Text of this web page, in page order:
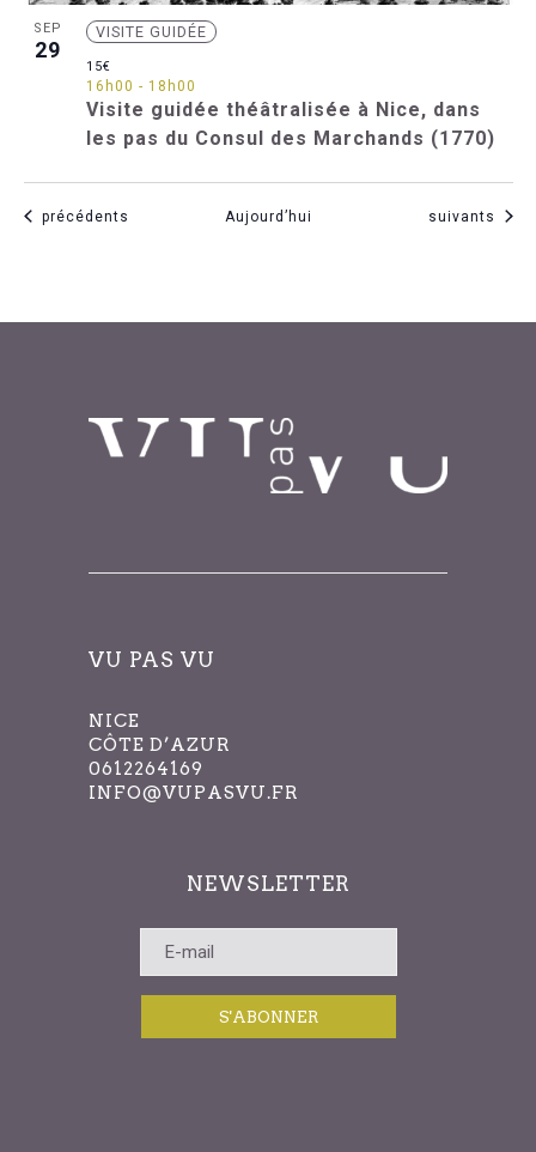
SEP
29
Visite guidée théâtralisée à Nice, dans
les pas du Consul des Marchands (1770)
VISITE GUIDÉE
16h00 - 18h00
15€
Évènements
précédents Aujourd’hui Évènements
suivants
VU PAS VU
NICE
CÔTE D’AZUR
0612264169
INFO@VUPASVU.FR
NEWSLETTER
S'ABONNER